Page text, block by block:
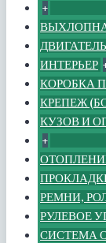
+
ДВИГАТЕЛЬ
ИНТЕРЬЕР
КОРОБКА
КРЕПЕЖ
КУЗОВ И
+
РЕМНИ,
РУЛЕВОЕ
СИСТЕМА